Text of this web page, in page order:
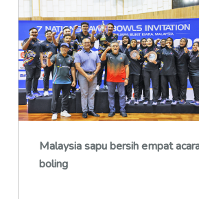
Malaysia sapu bersih empat
boling